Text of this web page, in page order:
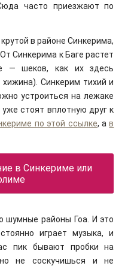
часто приезжают по
в районе Синкерима,
Синкерима к Баге растет
— шеков, как их здесь
Синкерим тихий и
устроиться на лежаке
стоят вплотную друг к
по этой ссылке, ав
в Синкериме или
шумные районы Гоа. И это
играет музыка, и
пик бывают пробки на
не соскучишься и не